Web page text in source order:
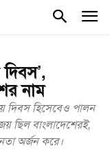
নাম
দিবস হিসেবেও পালন
ছিল বাংলাদেশেরই,
অর্জন করে।